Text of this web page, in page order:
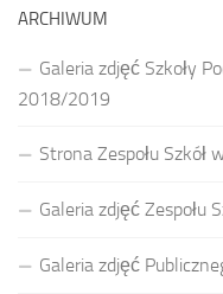
ARCHIWUM
Galeria zdjęć Szkoły
2018/2019
Strona Zespołu
Galeria zdjęć Zespołu
Galeria zdjęć